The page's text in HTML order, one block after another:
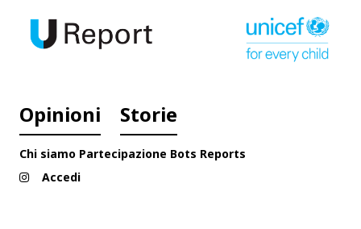
Opinioni Storie
Chi siamo Partecipazione Bots Reports
Accedi